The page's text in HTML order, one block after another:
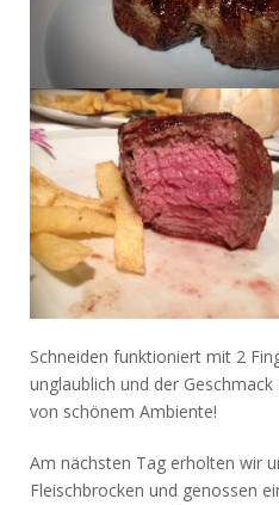
Schneiden funktioniert mit 2
unglaublich und der
von schönem Ambiente!
Am nächsten Tag erholten wir
Fleischbrocken und genossen